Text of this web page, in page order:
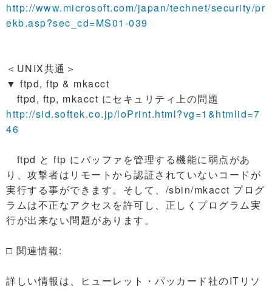
http://www.microsoft.com/japan/technet/security/pr
ekb.asp?sec_cd=MS01-039
＜UNIX共通＞
▼ ftpd, ftp & mkacct
ftpd, ftp, mkacct にセキュリティ上の問題
http://sid.softek.co.jp/loPrint.html?vg=1&htmlid=7
46
ftpd と ftp にバッファを管理する機能に弱点があ
り、攻撃者はリモートから認証されていないコードが
実行する事ができます。そして、/sbin/mkacct プログ
ラムは不正なアクセスを許可し、正しくプログラム実
行が出来ない問題があります。
□ 関連情報:
詳しい情報は、ヒューレット・パッカード社のITリソ